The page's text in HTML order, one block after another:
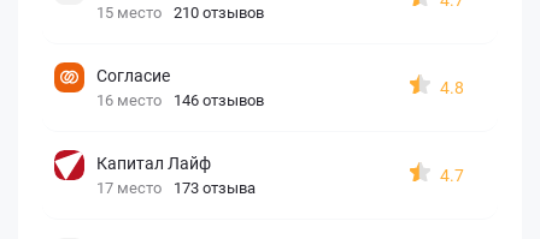
15 место 210 отзывов
Согласие
16 место 146 отзывов
4.8
Капитал Лайф
17 место 173 отзыва
4.7